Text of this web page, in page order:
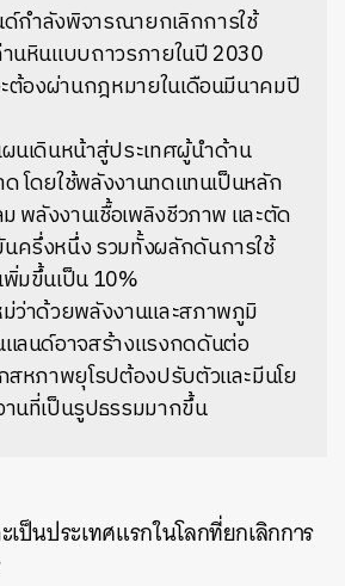
กำลังพิจารณายกเลิกการใช้
นหินแบบถาวรภายในปี 2030
ต้องผ่านกฎหมายในเดือนมีนาคมปี
นเดินหน้าสู่ประเทศผู้นำด้าน
ด โดยใช้พลังงานทดแทนเป็นหลัก
พลังงานเชื้อเพลิงชีวภาพ และตัด
นครึ่งหนึ่ง รวมทั้งผลักดันการใช้
มขึ้นเป็น 10%
ว่าด้วยพลังงานและสภาพภูมิ
ลนด์อาจสร้างแรงกดดันต่อ
สหภาพยุโรปต้องปรับตัวและมีนโย
นที่เป็นรูปธรรมมากขึ้น
ป็นประเทศแรกในโลกที่ยกเลิกการ